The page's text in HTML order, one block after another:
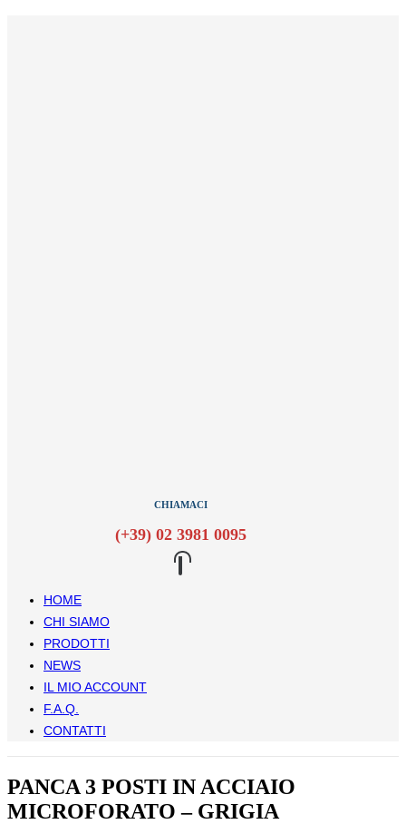
CHIAMACI
(+39) 02 3981 0095
HOME
CHI SIAMO
PRODOTTI
NEWS
IL MIO ACCOUNT
F.A.Q.
CONTATTI
PANCA 3 POSTI IN ACCIAIO
MICROFORATO – GRIGIA